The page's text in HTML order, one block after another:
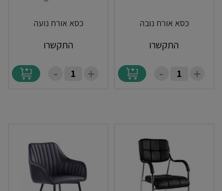
כסא אורח נובה
התקשרו
+
-
כסא אורח נועה
התקשרו
+
-